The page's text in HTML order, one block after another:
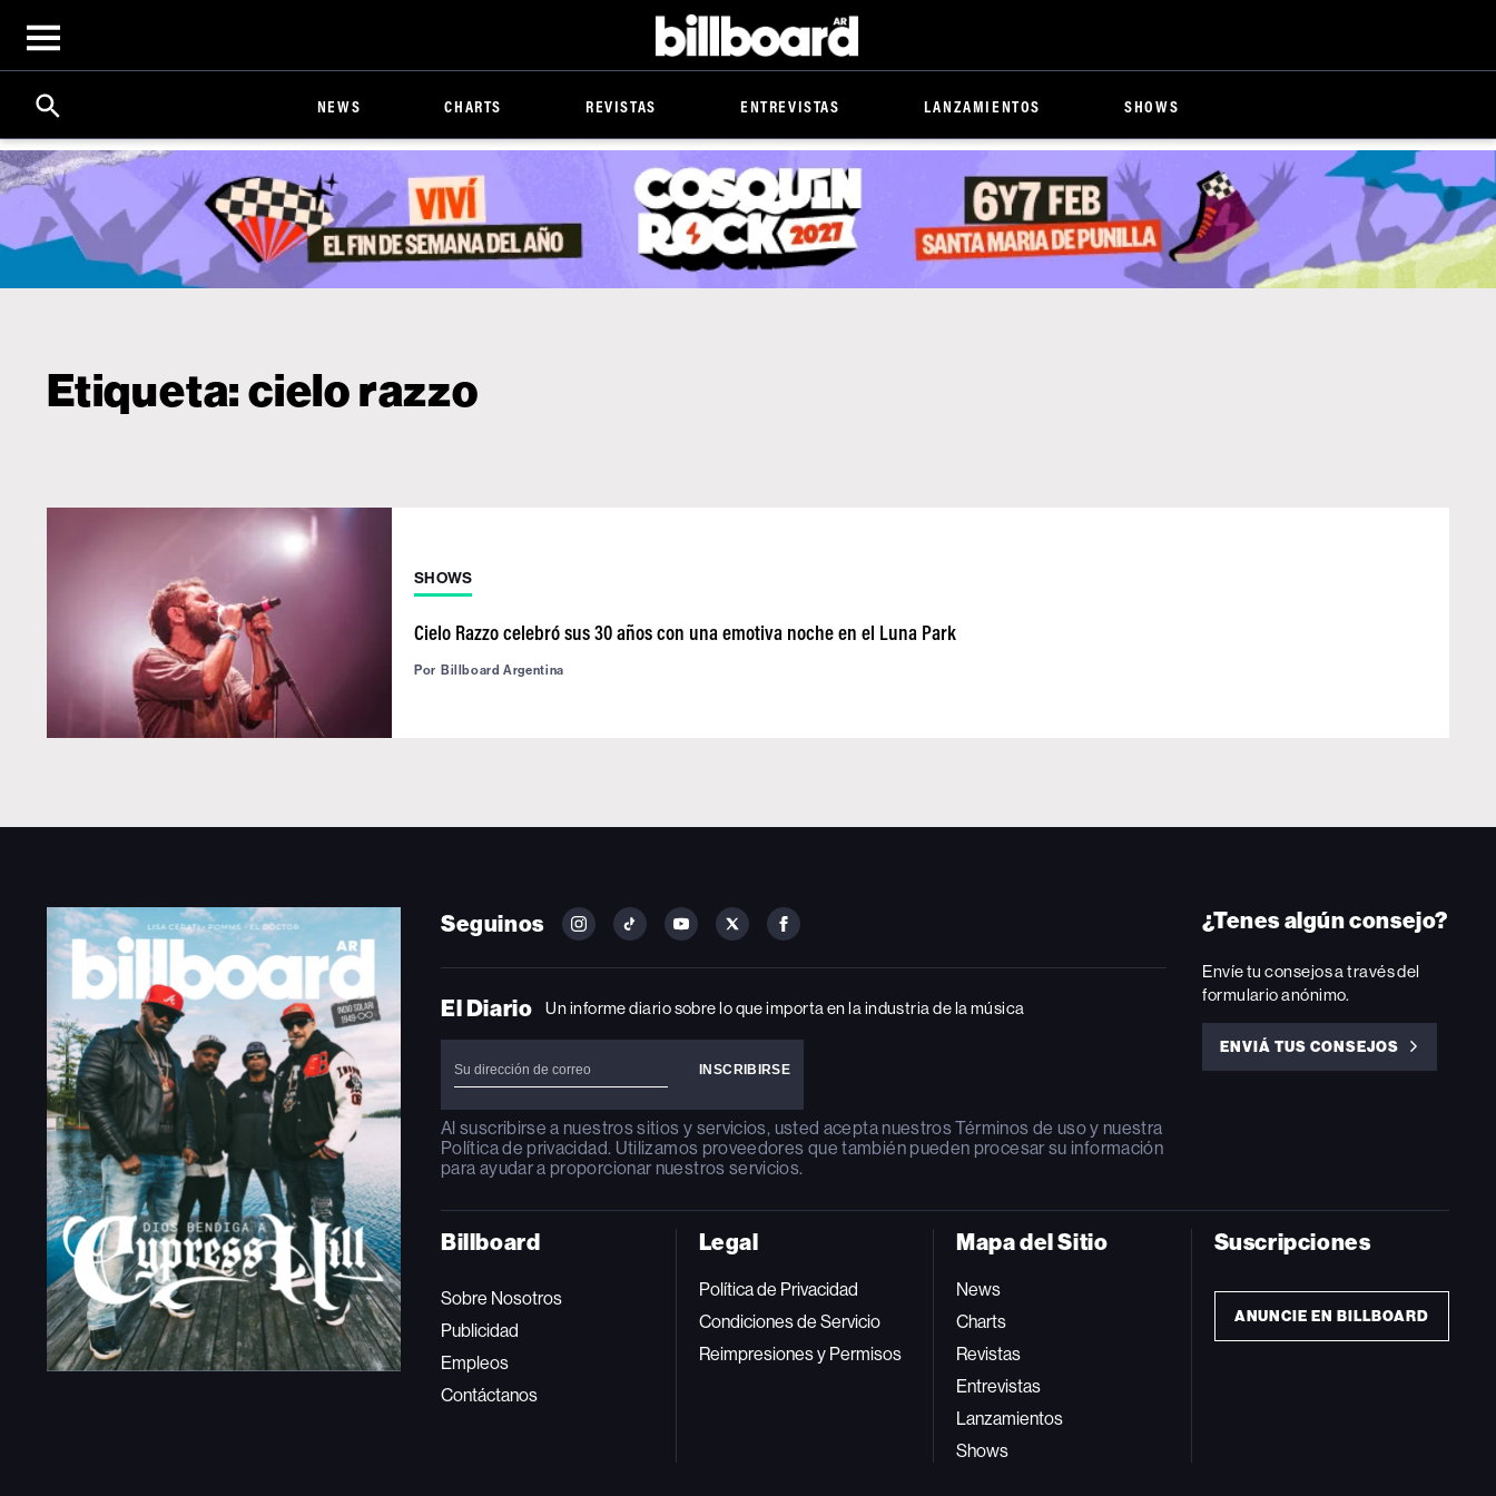
Open
menu
Billboard
Search
Click
Expand
Search
Input
NEWS CHARTS REVISTAS ENTREVISTAS LANZAMIENTOS SHOWS
Etiqueta:cielo razzo
SHOWS
Cielo Razzo celebró sus 30 años con una emotiva noche en el Luna Park
Por Billboard Argentina
Seguinos
FOLLOW
ON
FOLLOW
ON
FOLLOW
ON
FOLLOW
ON
FOLLOW
ON
El Diario Un informe diario sobre lo que importa en la industria de la música
Al suscribirse a nuestros sitios y servicios, usted acepta nuestrosTérminos de usoy nuestra
Política de privacidad. Utilizamos proveedores que también pueden procesar su información
para ayudar a proporcionar nuestros servicios.
¿Tenes algún consejo?
Envíe tu consejos a través del
formulario anónimo.
ENVIÁ TUS CONSEJOS
ENVIÁ
Billboard
Sobre Nosotros
Publicidad
Empleos
Contáctanos
Legal
Política de Privacidad
Condiciones de Servicio
Reimpresiones y Permisos
Mapa del Sitio
News
Charts
Revistas
Entrevistas
Lanzamientos
Shows
Suscripciones
ANUNCIE EN BILLBOARD